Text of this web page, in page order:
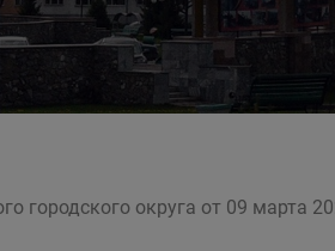
городского округа от 09 марта